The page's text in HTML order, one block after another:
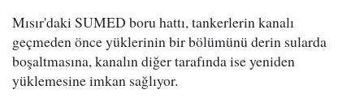
Mısır'daki SUMED boru hattı, tankerlerin kanalı
geçmeden önce yüklerinin bir bölümünü derin sularda
boşaltmasına, kanalın diğer tarafında ise yeniden
yüklemesine imkan sağlıyor.